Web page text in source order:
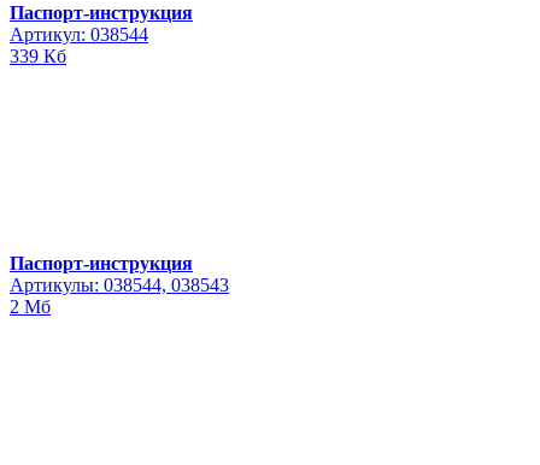
Паспорт-инструкция
Артикул: 038544
339 Кб
Паспорт-инструкция
Артикулы: 038544, 038543
2 Мб